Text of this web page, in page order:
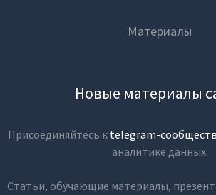
Материалы
Новые материалы
Присоединяйтесь к telegram-
аналитике данных.
Статьи, обучающие материалы,